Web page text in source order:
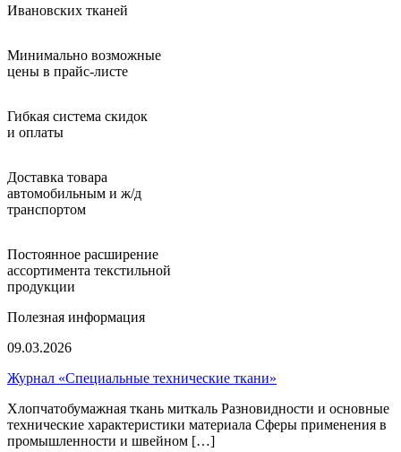
Ивановских тканей
Минимально возможные
цены в прайс-листе
Гибкая система скидок
и оплаты
Доставка товара
автомобильным и ж/д
транспортом
Постоянное расширение
ассортимента текстильной
продукции
Полезная информация
09.03.2026
Журнал «Специальные технические ткани»
Хлопчатобумажная ткань миткаль Разновидности и основные
технические характеристики материала Сферы применения в
промышленности и швейном […]